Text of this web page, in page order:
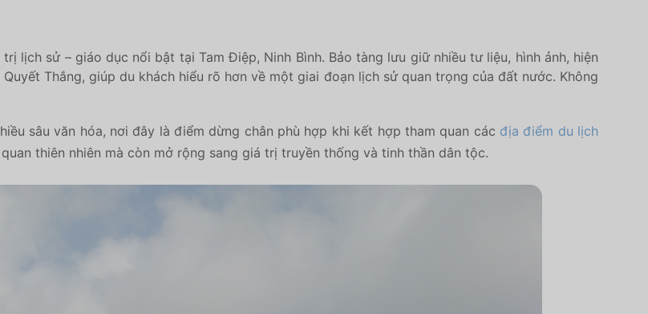
lịch sử – giáo dục nổi bật tại Tam Điệp, Ninh Bình. Bảo tàng lưu giữ nhiều tư liệu, hình ảnh, hiện
Thắng, giúp du khách hiểu rõ hơn về một giai đoạn lịch sử quan trọng của đất nước. Không
sâu văn hóa, nơi đây là điểm dừng chân phù hợp khi kết hợp tham quan các địa điểm du lịch
thiên nhiên mà còn mở rộng sang giá trị truyền thống và tinh thần dân tộc.